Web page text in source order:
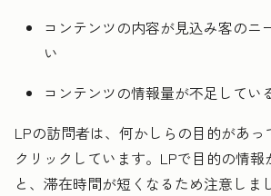
コンテンツの内容が見込み客のニ
い
コンテンツの情報量が不足してい
LPの訪問者は、何かしらの目的があっ
クリックしています。LPで目的の情報
と、滞在時間が短くなるため注意しま